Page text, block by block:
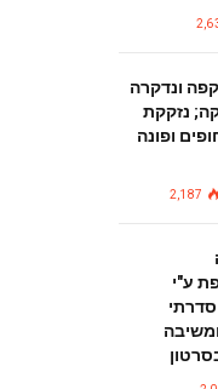
ונדקרה
נזקקת
ופונה
2,187
ע"י